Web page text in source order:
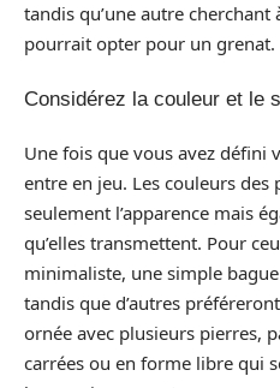
tandis qu’une autre
pourrait opter pour un grenat.
Considérez la couleur et le
Une fois que vous avez défini
entre en jeu. Les couleurs
seulement l’apparence mais
qu’elles transmettent. Pour
minimaliste, une simple
tandis que d’autres
ornée avec plusieurs pierres,
carrées ou en forme libre qui